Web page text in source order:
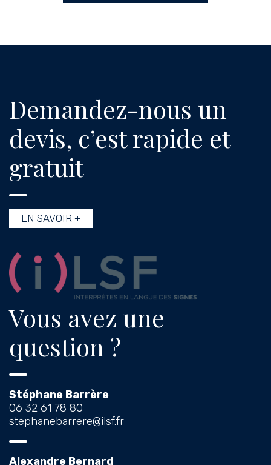
Demandez-nous un
devis, c’est rapide et
gratuit
EN SAVOIR +
Vous avez une
question ?
Stéphane Barrère
06 32 61 78 80
stephanebarrere@ilsf.fr
Alexandre Bernard